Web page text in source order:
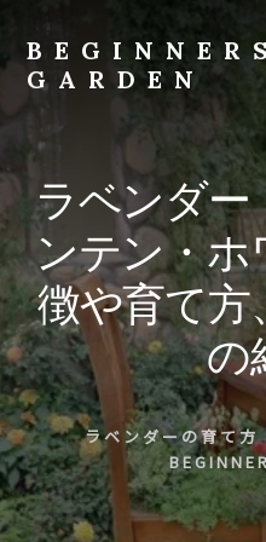
content
BEGINNERS
GARDEN
物
の
種
類
や
育
て
方
の
紹
介
を
行
い
ラベンダー
ンテン・
徴や育て方
の
ラベンダーの育て方